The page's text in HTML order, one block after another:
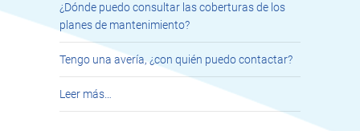
¿Dónde puedo consultar las coberturas de los
planes de mantenimiento?
Tengo una avería, ¿con quién puedo contactar?
Leer más…